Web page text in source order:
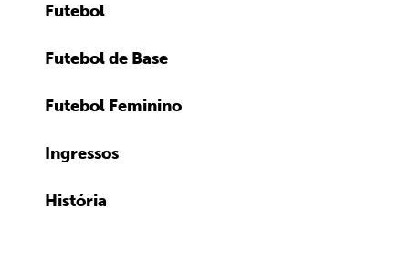
Futebol
Futebol de Base
Futebol Feminino
Ingressos
História